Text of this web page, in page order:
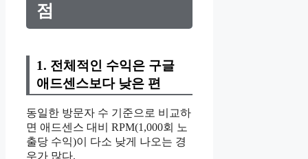
점
1. 전체적인 수익은 구글
애드센스보다 낮은 편
동일한 방문자 수 기준으로 비교하
면 애드센스 대비 RPM(1,000회 노
출당 수익)이 다소 낮게 나오는 경
우가 많다.